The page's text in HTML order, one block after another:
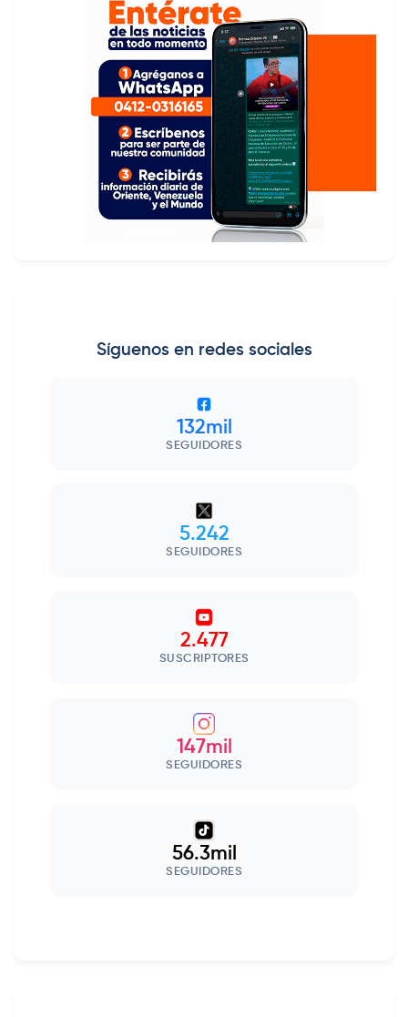
Síguenos en redes sociales
132mil
SEGUIDORES
5.242
SEGUIDORES
2.477
SUSCRIPTORES
147mil
SEGUIDORES
56.3mil
SEGUIDORES